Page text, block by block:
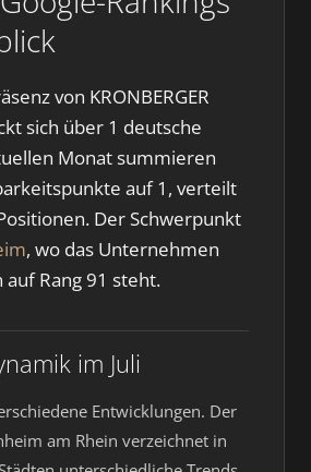
von KRONBERGER
sich über 1 deutsche
Monat summieren
auf 1, verteilt
Der Schwerpunkt
, wo das Unternehmen
Rang 91 steht.
im Juli
Entwicklungen. Der
am Rhein verzeichnet in